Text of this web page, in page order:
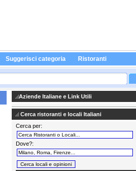
Suggerisci categoria Ristoranti
Aziende Italiane e Link Utili
Cerca ristoranti e locali Italiani
Cerca per:
Dove?: